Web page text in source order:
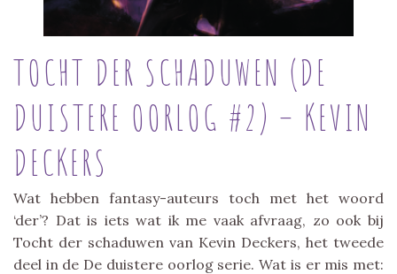
TOCHT DER SCHADUWEN (DE
DUISTERE OORLOG #2) – KEVIN
DECKERS
Wat hebben fantasy-auteurs toch met het woord
‘der’? Dat is iets wat ik me vaak afvraag, zo ook bij
Tocht der schaduwen van Kevin Deckers, het tweede
deel in de De duistere oorlog serie. Wat is er mis met: